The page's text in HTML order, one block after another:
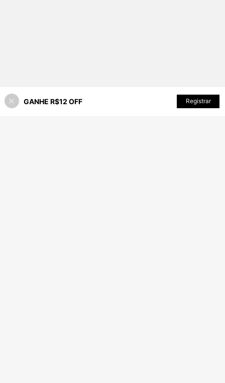
47% OFF! ADICIONAR AO CARRINHO
GANHE R$12 OFF Registrar